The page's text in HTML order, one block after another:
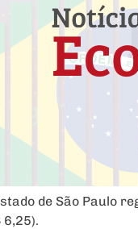
de São Paulo
6,25).